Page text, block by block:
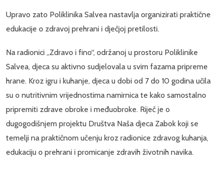
Upravo zato Poliklinika Salvea nastavlja organizirati praktične
edukacije o zdravoj prehrani i dječjoj pretilosti.
Na radionici „Zdravo i fino“, održanoj u prostoru Poliklinike
Salvea, djeca su aktivno sudjelovala u svim fazama pripreme
hrane. Kroz igru i kuhanje, djeca u dobi od 7 do 10 godina učila
su o nutritivnim vrijednostima namirnica te kako samostalno
pripremiti zdrave obroke i međuobroke. Riječ je o
dugogodišnjem projektu Društva Naša djeca Zabok koji se
temelji na praktičnom učenju kroz radionice zdravog kuhanja,
edukaciju o prehrani i promicanje zdravih životnih navika.